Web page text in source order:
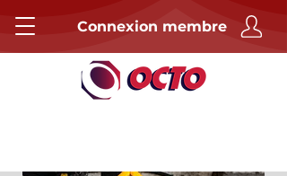
Connexion membre